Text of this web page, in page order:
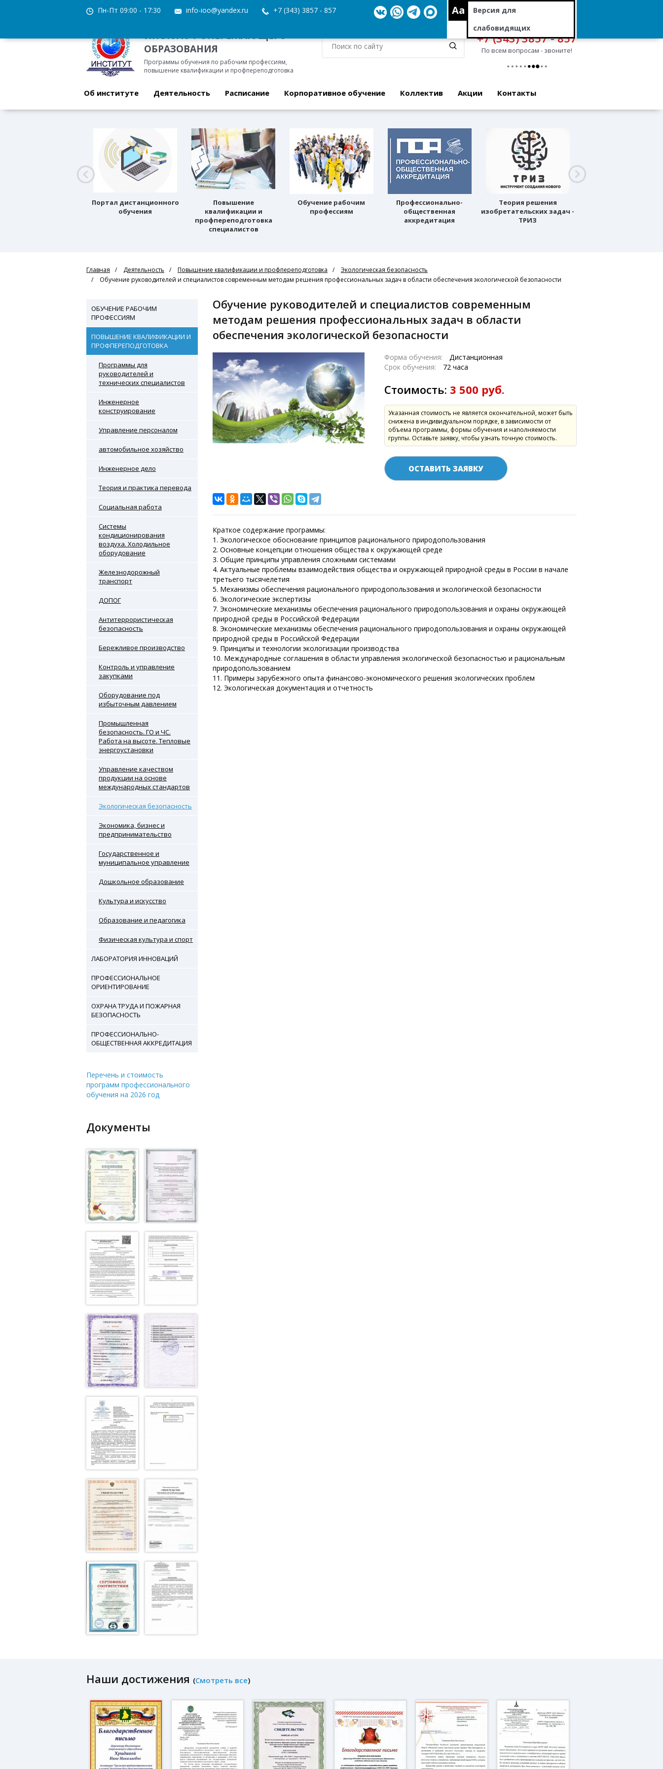
Пн-Пт 09:00 - 17:30 info-ioo@yandex.ru +7 (343) 3857 - 857 Aa
Версия для
слабовидящих
ИНСТИТУТ ОПЕРЕЖАЮЩЕГО
ОБРАЗОВАНИЯ
Программы обучения по рабочим профессиям,
повышение квалификации и профпереподготовка
+7 (343) 3857 - 857
По всем вопросам - звоните!
Об институте Деятельность Расписание Корпоративное обучение Коллектив Акции Контакты
Портал дистанционного
обучения
Повышение
квалификации и
профпереподготовка
специалистов
Обучение рабочим
профессиям
Профессионально-
общественная
аккредитация
Теория решения
изобретательских задач -
ТРИЗ
Главная Деятельность Повышение квалификации и профпереподготовка
Экологическая безопасность
Обучение руководителей и специалистов современным методам решения профессиональных задач в области обеспечения экологической безопасности
ОБУЧЕНИЕ РАБОЧИМ
ПРОФЕССИЯМ
ПОВЫШЕНИЕ КВАЛИФИКАЦИИ И
ПРОФПЕРЕПОДГОТОВКА
Программы для
руководителей и
технических специалистов
Инженерное
конструирование
Управление персоналом
автомобильное хозяйство
Инженерное дело
Теория и практика перевода
Социальная работа
Системы
кондиционирования
воздуха. Холодильное
оборудование
Железнодорожный
транспорт
ДОПОГ
Антитеррористическая
безопасность
Бережливое производство
Контроль и управление
закупками
Оборудование под
избыточным давлением
Промышленная
безопасность. ГО и ЧС.
Работа на высоте. Тепловые
энергоустановки
Управление качеством
продукции на основе
международных стандартов
Экологическая безопасность
Экономика, бизнес и
предпринимательство
Государственное и
муниципальное управление
Дошкольное образование
Культура и искусство
Образование и педагогика
Физическая культура и спорт
ЛАБОРАТОРИЯ ИННОВАЦИЙ
ПРОФЕССИОНАЛЬНОЕ
ОРИЕНТИРОВАНИЕ
ОХРАНА ТРУДА И ПОЖАРНАЯ
БЕЗОПАСНОСТЬ
ПРОФЕССИОНАЛЬНО-
ОБЩЕСТВЕННАЯ АККРЕДИТАЦИЯ
Перечень и стоимость
программ профессионального
обучения на 2026 год
Документы
Обучение руководителей и специалистов современным
методам решения профессиональных задач в области
обеспечения экологической безопасности
Форма обучения:
Дистанционная
Срок обучения:
72 часа
Стоимость: 3 500 руб.
Указанная стоимость не является окончательной, может быть
снижена в индивидуальном порядке, в зависимости от
объема программы, формы обучения и наполняемости
группы. Оставьте заявку, чтобы узнать точную стоимость.
ОСТАВИТЬ ЗАЯВКУ
Краткое содержание программы:
1. Экологическое обоснование принципов рационального природопользования
2. Основные концепции отношения общества к окружающей среде
3. Общие принципы управления сложными системами
4. Актуальные проблемы взаимодействия общества и окружающей природной среды в России в начале
третьего тысячелетия
5. Механизмы обеспечения рационального природопользования и экологической безопасности
6. Экологические экспертизы
7. Экономические механизмы обеспечения рационального природопользования и охраны окружающей
природной среды в Российской Федерации
8. Экономические механизмы обеспечения рационального природопользования и охраны окружающей
природной среды в Российской Федерации
9. Принципы и технологии экологизации производства
10. Международные соглашения в области управления экологической безопасностью и рациональным
природопользованием
11. Примеры зарубежного опыта финансово-экономического решения экологических проблем
12. Экологическая документация и отчетность
Наши достижения (Смотреть все)